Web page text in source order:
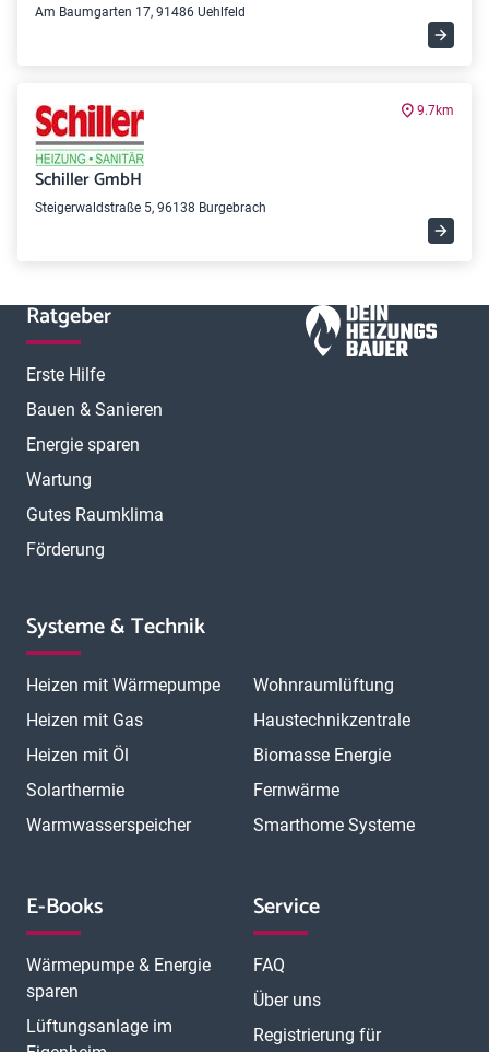
Am Baumgarten 17, 91486 Uehlfeld
9.7km
Schiller GmbH
Steigerwaldstraße 5, 96138 Burgebrach
Ratgeber
Erste Hilfe
Bauen & Sanieren
Energie sparen
Wartung
Gutes Raumklima
Förderung
Systeme & Technik
Heizen mit Wärmepumpe
Heizen mit Gas
Heizen mit Öl
Solarthermie
Warmwasserspeicher
Wohnraumlüftung
Haustechnikzentrale
Biomasse Energie
Fernwärme
Smarthome Systeme
E-Books
Wärmepumpe & Energie
sparen
Lüftungsanlage im
Service
FAQ
Über uns
Registrierung für